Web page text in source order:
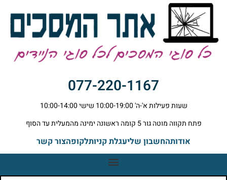
077-220-1167
שעות פעילות א'-ה' 10:00-19:00 שישי 10:00-14:00
פתח תקווה מוטה גור 5 קומה ראשונה ימינה מהמעלית עד הסוף
אודותהחשבון שליעגלת קניותלקופהצור קשר